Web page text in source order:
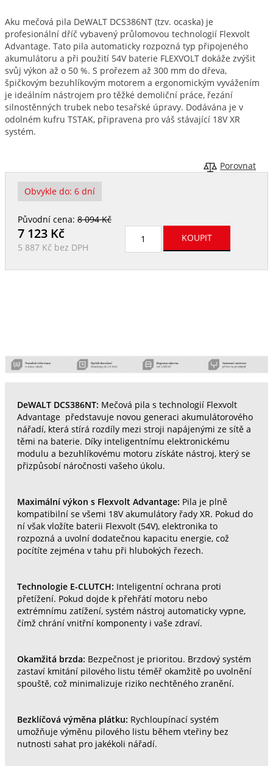
Aku mečová pila DeWALT DCS386NT (tzv. ocaska) je
profesionální dříč vybavený průlomovou technologií Flexvolt
Advantage. Tato pila automaticky rozpozná typ připojeného
akumulátoru a při použití 54V baterie FLEXVOLT dokáže zvýšit
svůj výkon až o 50 %. S prořezem až 300 mm do dřeva,
špičkovým bezuhlíkovým motorem a ergonomickým vyvážením
je ideálním nástrojem pro těžké demoliční práce, řezání
silnostěnných trubek nebo tesařské úpravy. Dodávána je v
odolném kufru TSTAK, připravena pro váš stávající 18V XR
systém.
Porovnat
Obvykle do: 6 dní
Původní cena:8 094 Kč
7 123Kč
5 887 Kč bez DPH
DeWALT DCS386NT: Mečová pila s technologií Flexvolt
Advantage představuje novou generaci akumulátorového
nářadí, která stírá rozdíly mezi stroji napájenými ze sítě a
těmi na baterie. Díky inteligentnímu elektronickému
modulu a bezuhlíkovému motoru získáte nástroj, který se
přizpůsobí náročnosti vašeho úkolu.
Maximální výkon s Flexvolt Advantage: Pila je plně
kompatibilní se všemi 18V akumulátory řady XR. Pokud do
ní však vložíte baterii Flexvolt (54V), elektronika to
rozpozná a uvolní dodatečnou kapacitu energie, což
pocítíte zejména v tahu při hlubokých řezech.
Technologie E-CLUTCH: Inteligentní ochrana proti
přetížení. Pokud dojde k přehřátí motoru nebo
extrémnímu zatížení, systém nástroj automaticky vypne,
čímž chrání vnitřní komponenty i vaše zdraví.
Okamžitá brzda: Bezpečnost je prioritou. Brzdový systém
zastaví kmitání pilového listu téměř okamžitě po uvolnění
spouště, což minimalizuje riziko nechtěného zranění.
Bezklíčová výměna plátku: Rychloupínací systém
umožňuje výměnu pilového listu během vteřiny bez
nutnosti sahat pro jakékoli nářadí.